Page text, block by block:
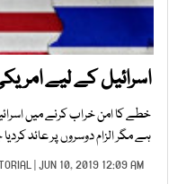
اسرائیل کے لیے
خطے کا امن خراب کرنے میں
ہے مگر الزام دوسروں پر عائد
| JUN 10, 2019 12:09 AM |